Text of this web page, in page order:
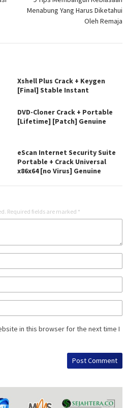
Menabung Yang Harus Diketahui
Oleh Remaja
Xshell Plus Crack + Keygen
[Final] Stable Instant
DVD-Cloner Crack + Portable
[Lifetime] [Patch] Genuine
eScan Internet Security Suite
Portable + Crack Universal
x86x64 [no Virus] Genuine
Required fields are marked *
in this browser for the next time I